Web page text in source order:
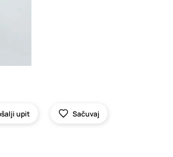
upit Sačuvaj